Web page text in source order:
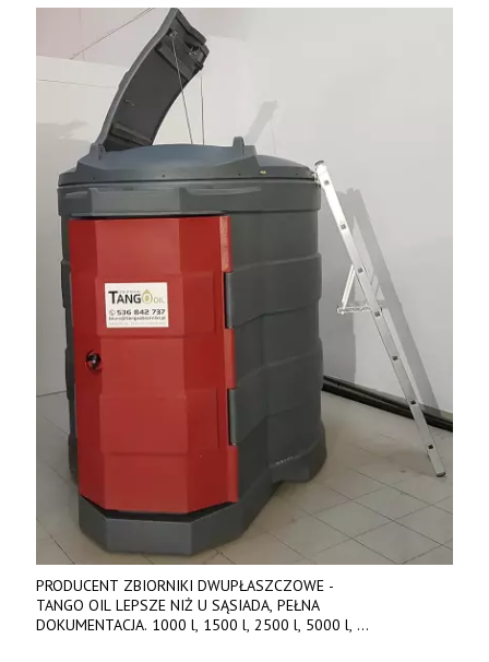
PRODUCENT ZBIORNIKI DWUPŁASZCZOWE -
TANGO OIL LEPSZE NIŻ U SĄSIADA, PEŁNA
DOKUMENTACJA. 1000 l, 1500 l, 2500 l, 5000 l,